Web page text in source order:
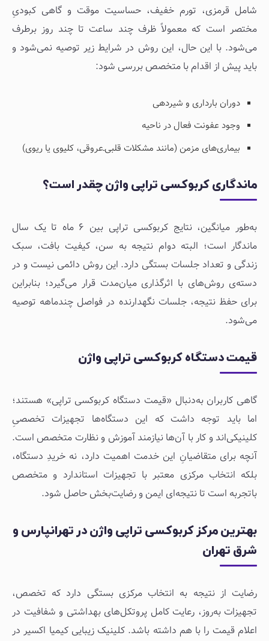
شامل قرمزی، تورم خفیف، حساسیت موقت و گاهی کبودیِ
مختصر است که معمولاً ظرف چند ساعت تا چند روز برطرف
می‌شود. با این حال، این روش در شرایط زیر توصیه نمی‌شود و
باید پیش از اقدام با متخصص بررسی شود:
دوران بارداری و شیردهی
وجود عفونت فعال در ناحیه
بیماری‌های مزمن (مانند مشکلات قلبی‌ـ‌عروقی، کلیوی یا ریوی)
ماندگاری کربوکسی تراپی واژن چقدر است؟
به‌طور میانگین، نتایج کربوکسی تراپی بین ۶ ماه تا یک سال
ماندگار است؛ البته دوام نتیجه به سن، کیفیت بافت، سبک
زندگی و تعداد جلسات بستگی دارد. این روش دائمی نیست و در
دسته‌ی روش‌های با اثرگذاری میان‌مدت قرار می‌گیرد؛ بنابراین
برای حفظ نتیجه، جلسات نگهدارنده در فواصل چندماهه توصیه
می‌شود.
قیمت دستگاه کربوکسی تراپی واژن
گاهی کاربران به‌دنبال «قیمت دستگاه کربوکسی تراپی» هستند؛
اما باید توجه داشت که این دستگاه‌ها تجهیزات تخصصیِ
کلینیکی‌اند و کار با آن‌ها نیازمند آموزش و نظارت متخصص است.
آنچه برای متقاضیانِ این خدمت اهمیت دارد، نه خریدِ دستگاه،
بلکه انتخاب مرکزی معتبر با تجهیزات استاندارد و متخصص
باتجربه است تا نتیجه‌ای ایمن و رضایت‌بخش حاصل شود.
بهترین مرکز کربوکسی تراپی واژن در تهرانپارس و
شرق تهران
رضایت از نتیجه به انتخاب مرکزی بستگی دارد که تخصص،
تجهیزات به‌روز، رعایت کامل پروتکل‌های بهداشتی و شفافیت در
اعلام قیمت را با هم داشته باشد. کلینیک زیبایی کیمیا اکسیر در